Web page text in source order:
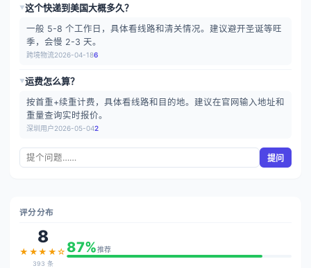
▶这个快递到美国大概多久？
一般 5-8 个工作日，具体看线路和清关情况。建议避开圣诞等旺
季，会慢 2-3 天。
跨境物流2026-04-186
▶运费怎么算？
按首重+续重计费，具体看线路和目的地。建议在官网输入地址和
重量查询实时报价。
深圳用户2026-05-042
提问
评分分布
8
★★★★☆
393 条
87%推荐